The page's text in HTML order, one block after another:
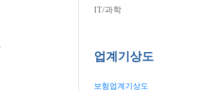
IT/과학
업계기상도
보험업계기상도